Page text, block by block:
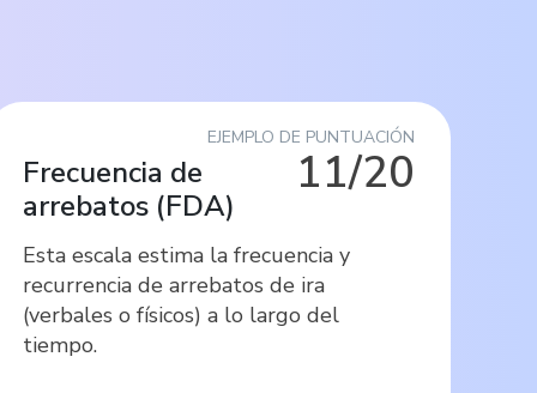
EJEMPLO DE PUNTUACIÓN
11/20
Frecuencia de
arrebatos (FDA)
Esta escala estima la frecuencia y
recurrencia de arrebatos de ira
(verbales o físicos) a lo largo del
tiempo.